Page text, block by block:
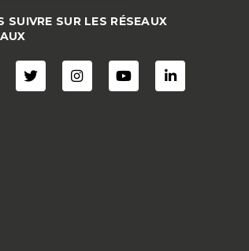
SUIVRE SUR LES RÉSEAUX